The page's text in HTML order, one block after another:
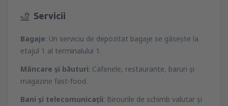
Servicii
Bagaje: Un serviciu de depozitat bagaje se găseşte la
etajul 1 al terminalului 1.
Mâncare şi băuturi: Cafenele, restaurante, baruri şi
magazine fast-food.
Bani şi telecomunicaţii: Birourile de schimb valutar şi